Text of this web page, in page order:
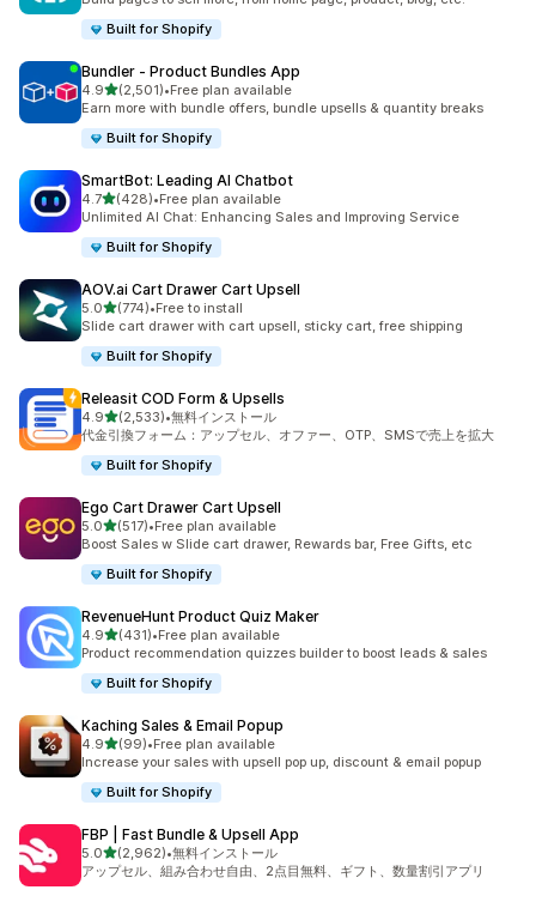
Built for Shopify
Bundler ‑ Product Bundles App
4.95つ星中
(2,501)
合計レビュー数：2501件
•Free plan available
Earn more with bundle offers, bundle upsells & quantity breaks
Built for Shopify
SmartBot: Leading AI Chatbot
4.75つ星中
(428)
合計レビュー数：428件
•Free plan available
Unlimited AI Chat: Enhancing Sales and Improving Service
Built for Shopify
AOV.ai Cart Drawer Cart Upsell
5.05つ星中
(774)
合計レビュー数：774件
•Free to install
Slide cart drawer with cart upsell, sticky cart, free shipping
Built for Shopify
Releasit COD Form & Upsells
4.95つ星中
(2,533)
合計レビュー数：2533件
•無料インストール
代金引換フォーム：アップセル、オファー、OTP、SMSで売上を拡大
Built for Shopify
Ego Cart Drawer Cart Upsell
5.05つ星中
(517)
合計レビュー数：517件
•Free plan available
Boost Sales w Slide cart drawer, Rewards bar, Free Gifts, etc
Built for Shopify
RevenueHunt Product Quiz Maker
4.95つ星中
(431)
合計レビュー数：431件
•Free plan available
Product recommendation quizzes builder to boost leads & sales
Built for Shopify
Kaching Sales & Email Popup
4.95つ星中
(99)
合計レビュー数：99件
•Free plan available
Increase your sales with upsell pop up, discount & email popup
Built for Shopify
FBP | Fast Bundle & Upsell App
5.05つ星中
(2,962)
合計レビュー数：2962件
•無料インストール
アップセル、組み合わせ自由、2点目無料、ギフト、数量割引アプリ